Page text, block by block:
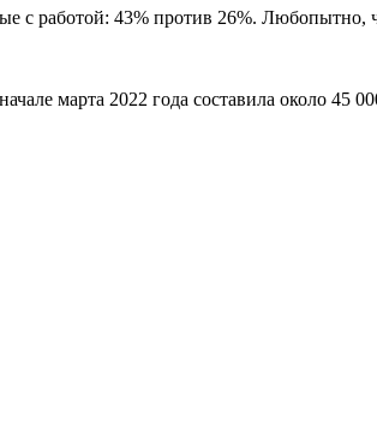
с работой: 43% против 26%.
марта 2022 года составила около